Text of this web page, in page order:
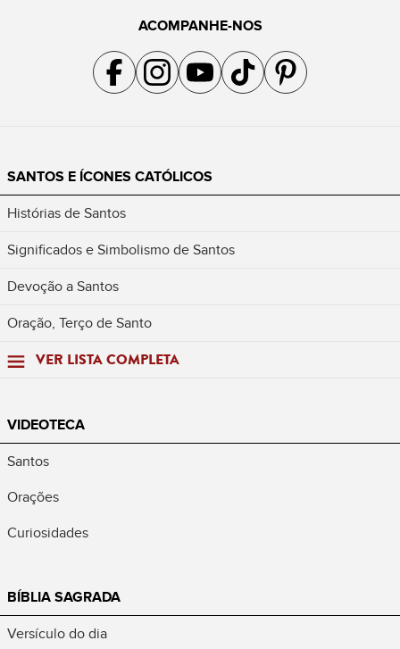
ACOMPANHE-NOS
Acompanhe a gente no Facebook
Acompanhe a gente no Instagram
Acompanhe a gente no YouTube
Acompanhe a gente no TikTok
Acompanhe a gente no
SANTOS E ÍCONES CATÓLICOS
Histórias de Santos
Significados e Simbolismo de Santos
Devoção a Santos
Oração, Terço de Santo
VER LISTA COMPLETA
VIDEOTECA
Santos
Orações
Curiosidades
BÍBLIA SAGRADA
Versículo do dia